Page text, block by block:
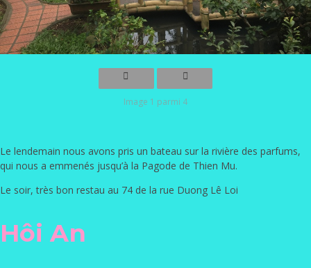
Image 1 parmi 4
Le lendemain nous avons pris un bateau sur la rivière des parfums,
qui nous a emmenés jusqu’à la Pagode de Thien Mu.
Le soir, très bon restau au 74 de la rue Duong Lê Loi
Hôi An